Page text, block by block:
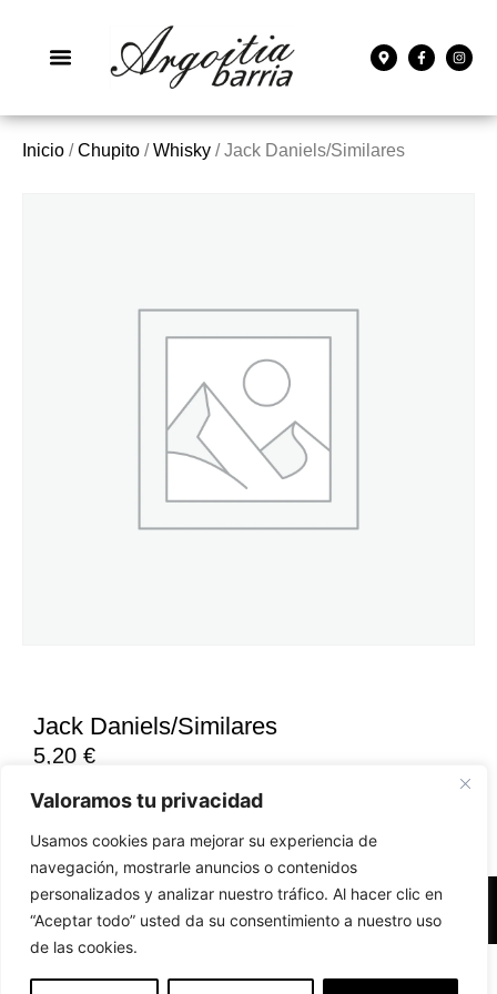
Valoramos tu privacidad
Usamos cookies para mejorar su experiencia de
navegación, mostrarle anuncios o contenidos
personalizados y analizar nuestro tráfico. Al hacer clic en
“Aceptar todo” usted da su consentimiento a nuestro uso
de las cookies.
Inicio /Chupito /Whisky / Jack Daniels/Similares
Jack Daniels/Similares
5,20 €
Accesibilidad Aviso Legal Políticas de Cookies
EN